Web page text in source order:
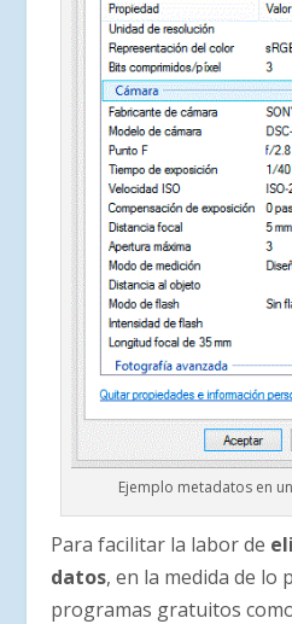
Ejemplo metadatos en
Para facilitar la labor de
datos, en la medida de lo
programas gratuitos